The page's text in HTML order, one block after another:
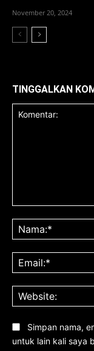
November 20, 2024
TINGGALKAN
Simpan nama,
untuk lain kali saya